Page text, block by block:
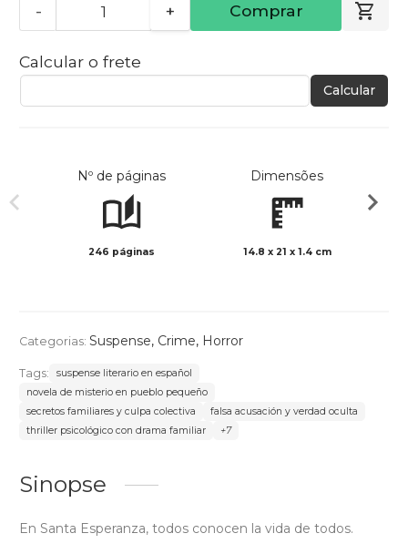
- + Comprar
Calcular o frete
Calcular
Nº de páginas
246 páginas
Dimensões
14.8 x 21 x 1.4 cm
Categorias: Suspense, Crime, Horror
Tags:
suspense literario en español
novela de misterio en pueblo pequeño
secretos familiares y culpa colectiva
falsa acusación y verdad oculta
thriller psicológico con drama familiar
+7
Sinopse
En Santa Esperanza, todos conocen la vida de todos.